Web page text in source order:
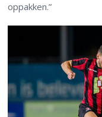
oppakken.”